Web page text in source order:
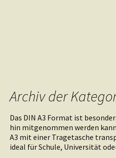
Archiv der
Das DIN A3 Format ist
hin mitgenommen werden
A3 mit einer Tragetasche
ideal für Schule, Universität